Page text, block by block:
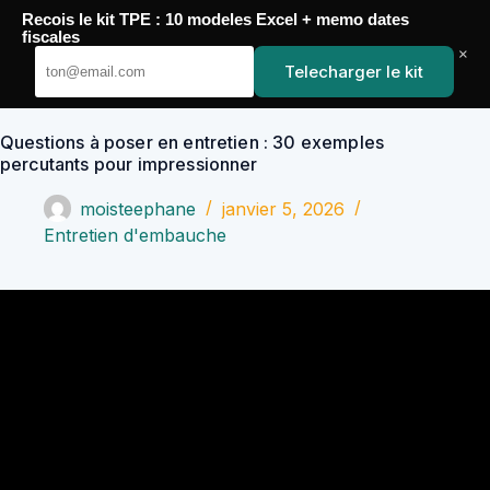
Passer
contenu
YoupiJobs
Questions à poser en entretien : 30 exemples
percutants pour impressionner
moisteephane
janvier 5, 2026
Entretien d'embauche
Recois le kit TPE : 10 modeles Excel + memo dates
fiscales
Telecharger le kit
×